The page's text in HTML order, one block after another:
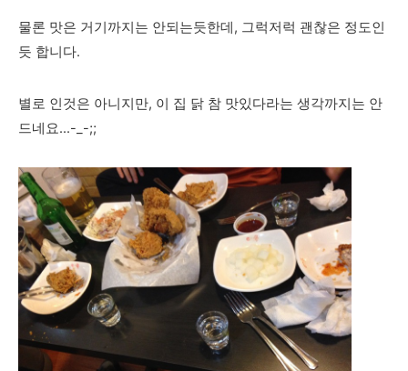
물론 맛은 거기까지는 안되는듯한데, 그럭저럭 괜찮은 정도인
듯 합니다.
별로 인것은 아니지만, 이 집 닭 참 맛있다라는 생각까지는 안
드네요...-_-;;